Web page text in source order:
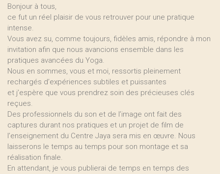
Bonjour à tous,
ce fut un réel plaisir de vous retrouver pour une pratique
intense.
Vous avez su, comme toujours, fidèles amis, répondre à mon
invitation afin que nous avancions ensemble dans les
pratiques avancées du Yoga.
Nous en sommes, vous et moi, ressortis pleinement
rechargés d’expériences subtiles et puissantes
et j’espère que vous prendrez soin des précieuses clés
reçues.
Des professionnels du son et de l’image ont fait des
captures durant nos pratiques et un projet de film de
l’enseignement du Centre Jaya sera mis en œuvre. Nous
laisserons le temps au temps pour son montage et sa
réalisation finale.
En attendant, je vous publierai de temps en temps des